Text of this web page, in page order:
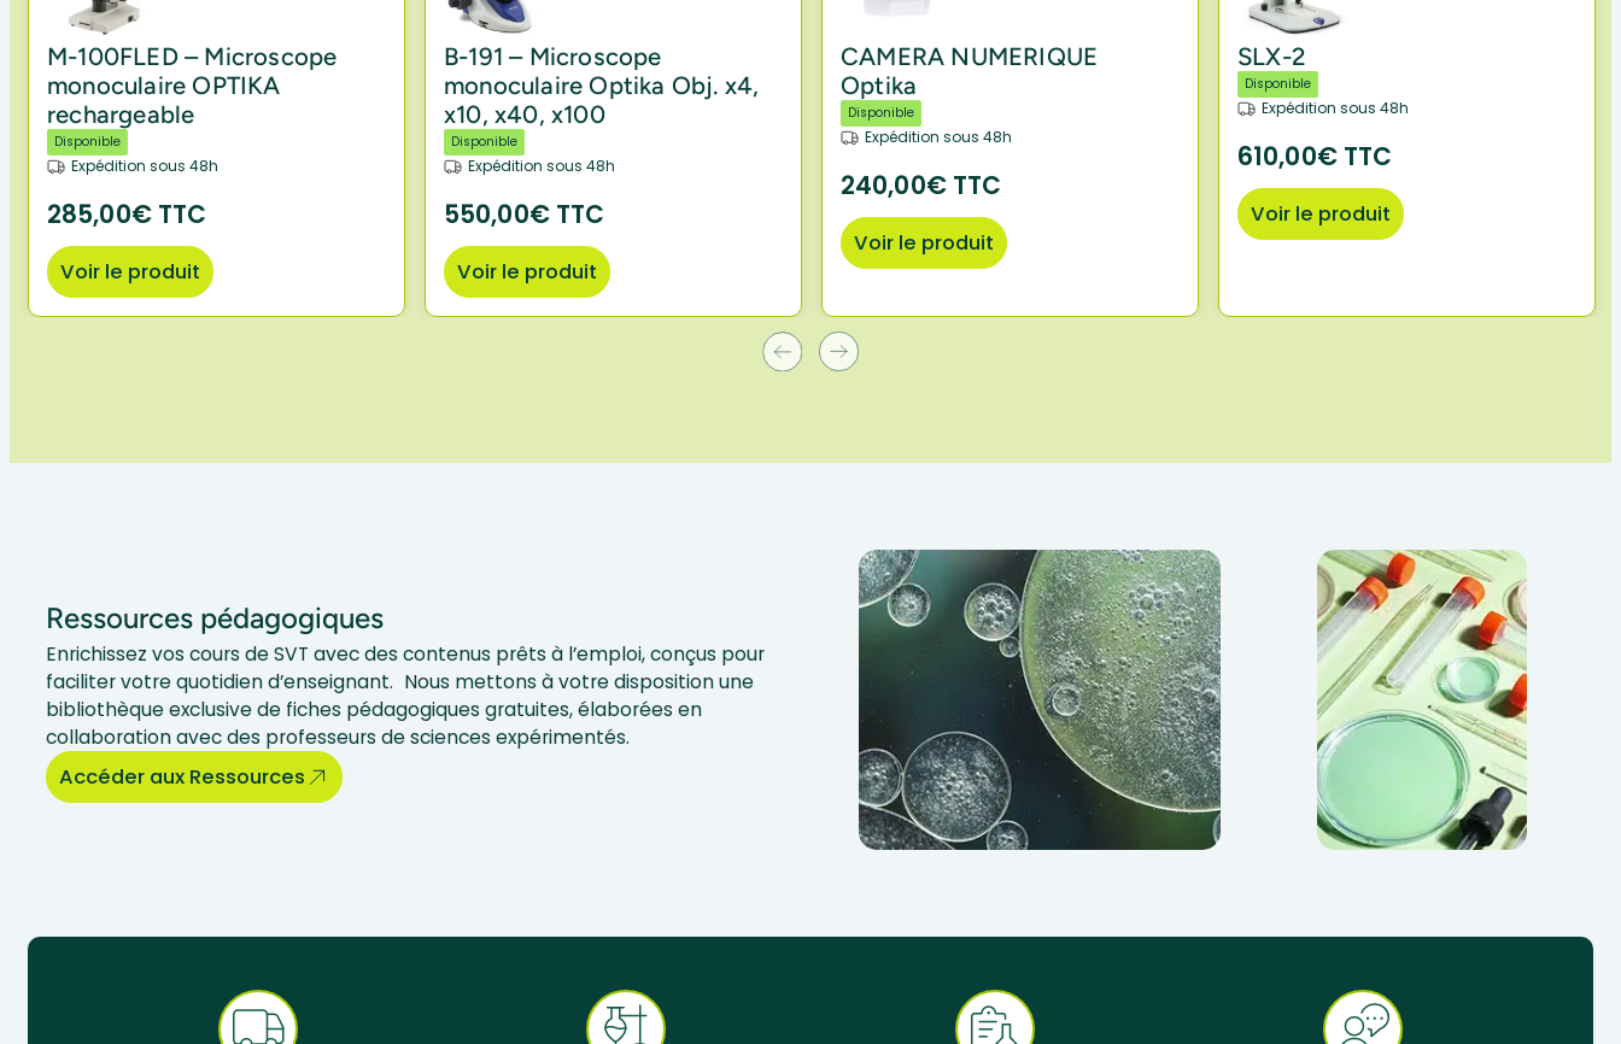
M-100FLED – Microscope
monoculaire OPTIKA
rechargeable
Disponible
Expédition sous 48h
285,00€ TTC
Voir le produit
B-191 – Microscope
monoculaire Optika Obj. x4,
x10, x40, x100
Disponible
Expédition sous 48h
550,00€ TTC
Voir le produit
CAMERA NUMERIQUE
Optika
Disponible
Expédition sous 48h
240,00€ TTC
Voir le produit
SLX-2
Disponible
Expédition sous 48h
610,00€ TTC
Voir le produit
Ressources pédagogiques
Enrichissez vos cours de SVT avec des contenus prêts à l’emploi, conçus pour
faciliter votre quotidien d’enseignant. Nous mettons à votre disposition une
bibliothèque exclusive de fiches pédagogiques gratuites, élaborées en
collaboration avec des professeurs de sciences expérimentés.
Accéder aux Ressources